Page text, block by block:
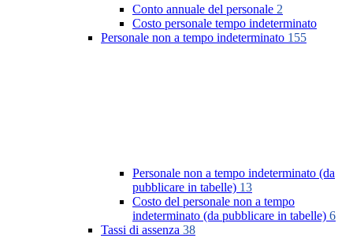
Conto annuale del personale 2
Costo personale tempo indeterminato
Personale non a tempo indeterminato 155
Personale non a tempo indeterminato (da
pubblicare in tabelle) 13
Costo del personale non a tempo
indeterminato (da pubblicare in tabelle) 6
Tassi di assenza 38